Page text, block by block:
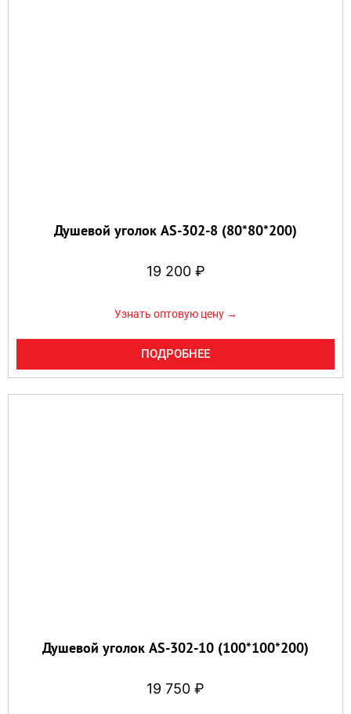
Душевой уголок AS-302-8 (80*80*200)
19 200 ₽
Узнать оптовую цену →
ПОДРОБНЕЕ
Душевой уголок AS-302-10 (100*100*200)
19 750 ₽